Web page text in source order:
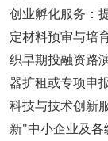
创业孵化服务：
定材料预审与培
织早期投融资路
器扩租或专项申
科技与技术创新
新"中小企业及